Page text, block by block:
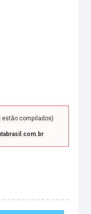
estão compilados)